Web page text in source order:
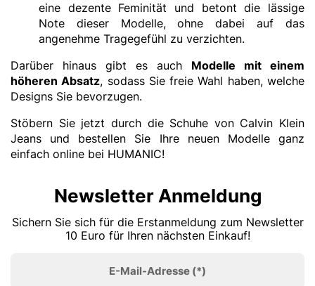
eine dezente Feminität und betont die lässige
Note dieser Modelle, ohne dabei auf das
angenehme Tragegefühl zu verzichten.
Darüber hinaus gibt es auch Modelle mit einem
höheren Absatz, sodass Sie freie Wahl haben, welche
Designs Sie bevorzugen.
Stöbern Sie jetzt durch die Schuhe von Calvin Klein
Jeans und bestellen Sie Ihre neuen Modelle ganz
einfach online bei HUMANIC!
Newsletter Anmeldung
Sichern Sie sich für die Erstanmeldung zum Newsletter
10 Euro für Ihren nächsten Einkauf!
E-Mail-Adresse (*)